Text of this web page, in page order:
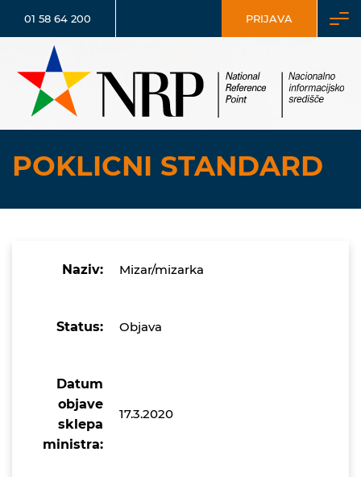
01 58 64 200 PRIJAVA
POKLICNI STANDARD
Naziv: Mizar/mizarka
Status: Objava
Datum
objave
sklepa
ministra:
17.3.2020